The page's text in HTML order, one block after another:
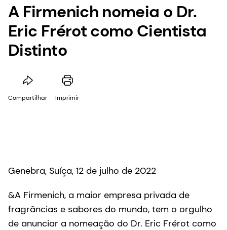
A Firmenich nomeia o Dr.
Eric Frérot como Cientista
Distinto
Compartilhar Imprimir
Genebra, Suíça, 12 de julho de 2022
&A Firmenich, a maior empresa privada de
fragrâncias e sabores do mundo, tem o orgulho
de anunciar a nomeação do Dr. Eric Frérot como